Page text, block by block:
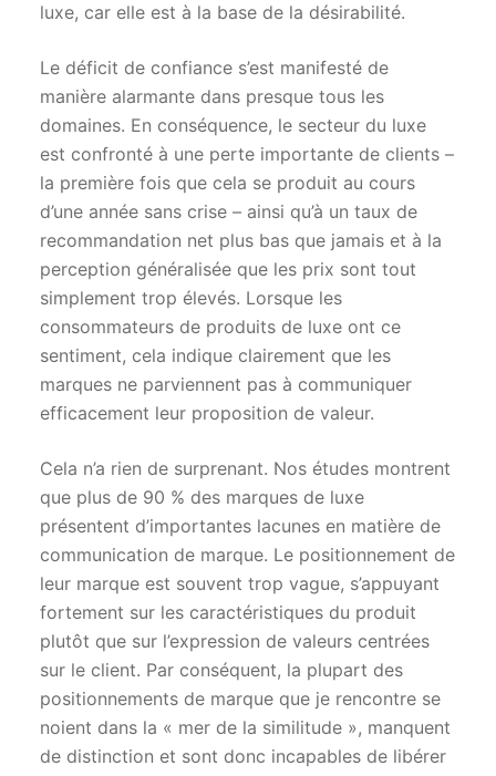
luxe, car elle est à la base de la désirabilité.
Le déficit de confiance s’est manifesté de
manière alarmante dans presque tous les
domaines. En conséquence, le secteur du luxe
est confronté à une perte importante de clients –
la première fois que cela se produit au cours
d’une année sans crise – ainsi qu’à un taux de
recommandation net plus bas que jamais et à la
perception généralisée que les prix sont tout
simplement trop élevés. Lorsque les
consommateurs de produits de luxe ont ce
sentiment, cela indique clairement que les
marques ne parviennent pas à communiquer
efficacement leur proposition de valeur.
Cela n’a rien de surprenant. Nos études montrent
que plus de 90 % des marques de luxe
présentent d’importantes lacunes en matière de
communication de marque. Le positionnement de
leur marque est souvent trop vague, s’appuyant
fortement sur les caractéristiques du produit
plutôt que sur l’expression de valeurs centrées
sur le client. Par conséquent, la plupart des
positionnements de marque que je rencontre se
noient dans la « mer de la similitude », manquent
de distinction et sont donc incapables de libérer